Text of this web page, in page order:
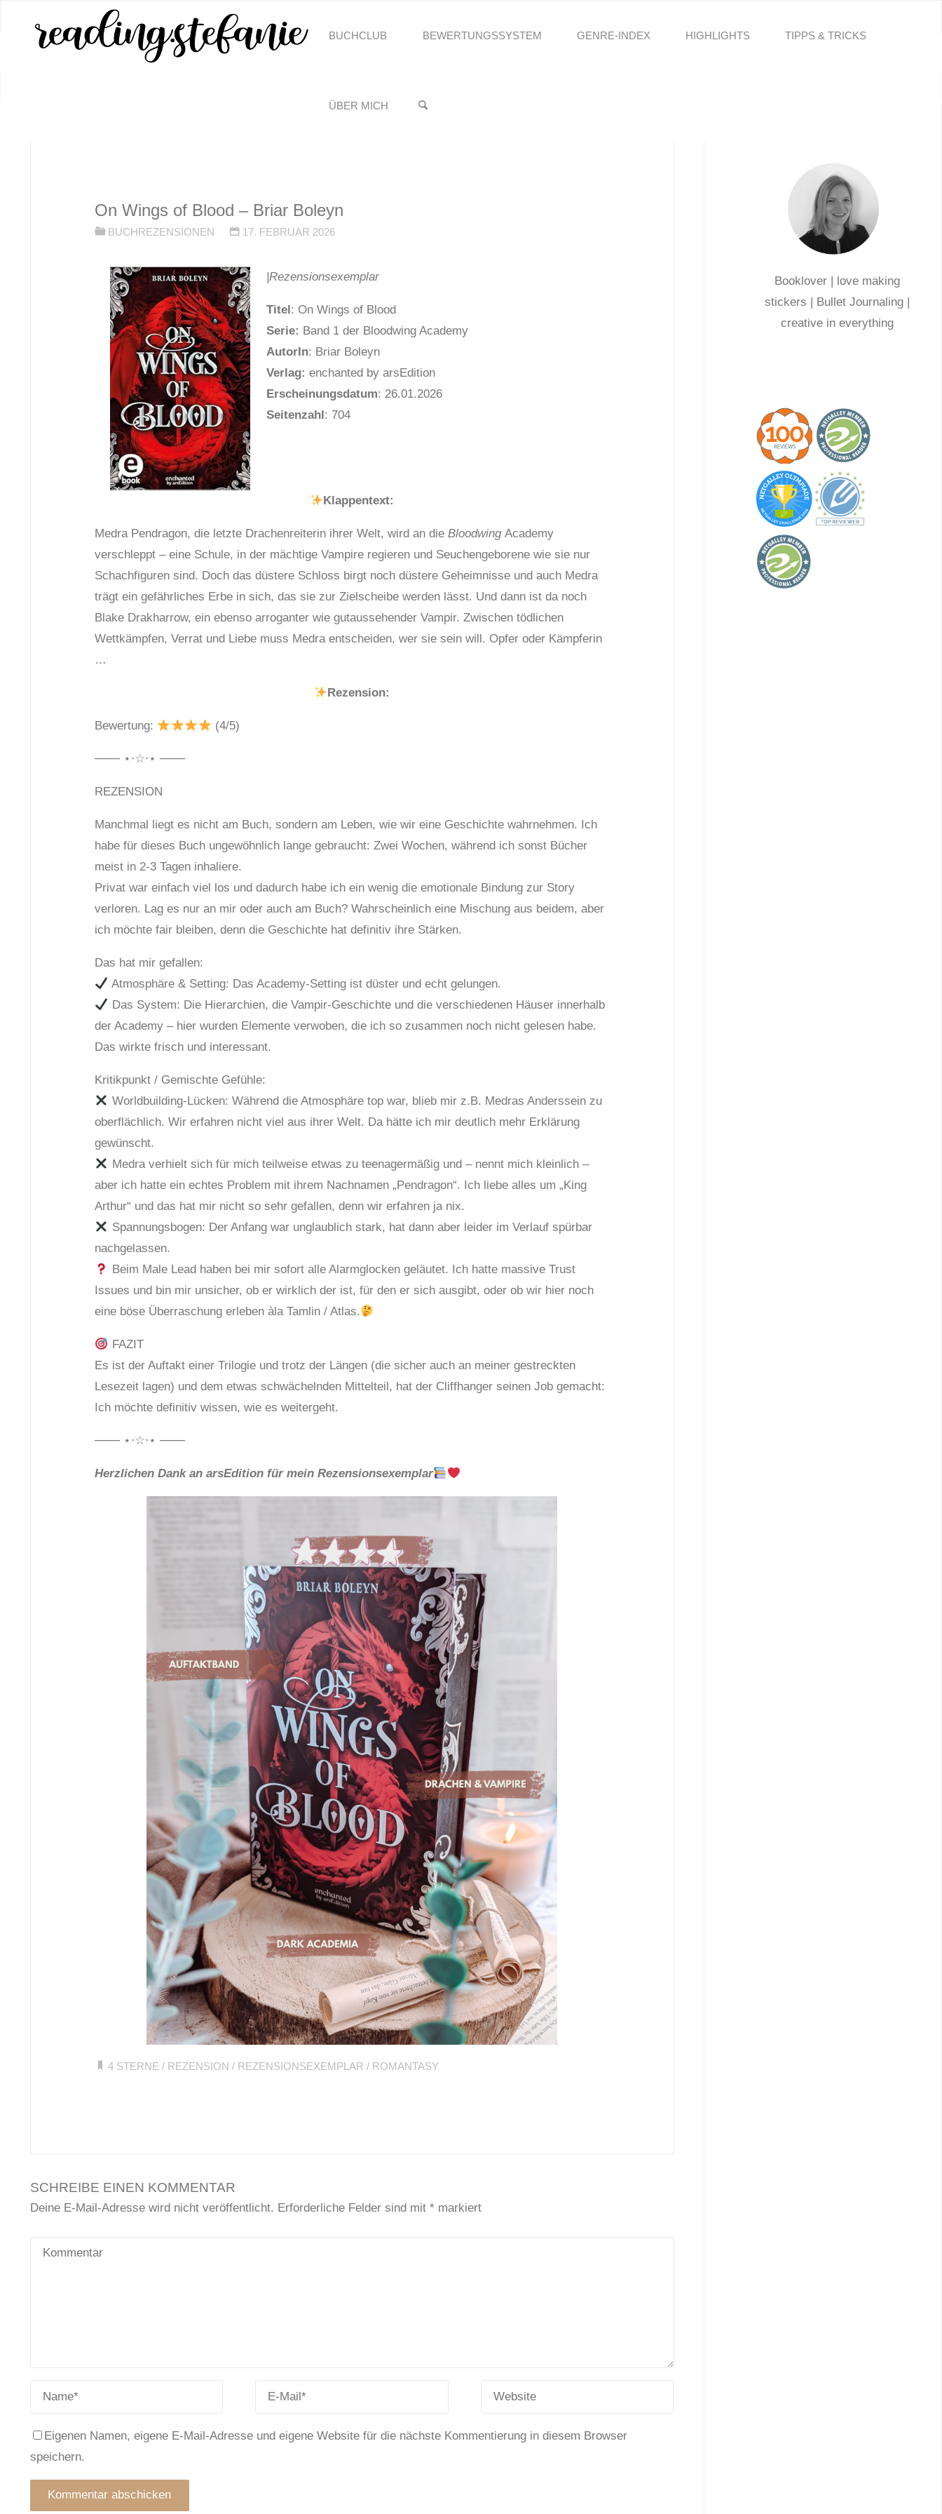
springen
♥️
BUCHCLUB BEWERTUNGSSYSTEM GENRE-INDEX HIGHLIGHTS TIPPS & TRICKS
ÜBER MICH
On Wings of Blood – Briar Boleyn
BUCHREZENSIONEN 17. FEBRUAR 2026
|Rezensionsexemplar
Titel : On Wings of Blood
Serie: Band 1 der Bloodwing Academy
AutorIn: Briar Boleyn
Verlag: enchanted by arsEdition
Erscheinungsdatum: 26.01.2026
Seitenzahl : 704
Klappentext:
Medra Pendragon, die letzte Drachenreiterin ihrer Welt, wird an dieBloodwingAcademy
verschleppt – eine Schule, in der mächtige Vampire regieren und Seuchengeborene wie sie nur
Schachfiguren sind. Doch das düstere Schloss birgt noch düstere Geheimnisse und auch Medra
trägt ein gefährliches Erbe in sich, das sie zur Zielscheibe werden lässt. Und dann ist da noch
Blake Drakharrow, ein ebenso arroganter wie gutaussehender Vampir. Zwischen tödlichen
Wettkämpfen, Verrat und Liebe muss Medra entscheiden, wer sie sein will. Opfer oder Kämpferin
…
Rezension:
Bewertung: (4/5)
─── ⋆⋅☆⋅⋆ ───
REZENSION
Manchmal liegt es nicht am Buch, sondern am Leben, wie wir eine Geschichte wahrnehmen. Ich
habe für dieses Buch ungewöhnlich lange gebraucht: Zwei Wochen, während ich sonst Bücher
meist in 2-3 Tagen inhaliere.
Privat war einfach viel los und dadurch habe ich ein wenig die emotionale Bindung zur Story
verloren. Lag es nur an mir oder auch am Buch? Wahrscheinlich eine Mischung aus beidem, aber
ich möchte fair bleiben, denn die Geschichte hat definitiv ihre Stärken.
Das hat mir gefallen:
Atmosphäre & Setting: Das Academy-Setting ist düster und echt gelungen.
Das System: Die Hierarchien, die Vampir-Geschichte und die verschiedenen Häuser innerhalb
der Academy – hier wurden Elemente verwoben, die ich so zusammen noch nicht gelesen habe.
Das wirkte frisch und interessant.
Kritikpunkt / Gemischte Gefühle:
Worldbuilding-Lücken: Während die Atmosphäre top war, blieb mir z.B. Medras Anderssein zu
oberflächlich. Wir erfahren nicht viel aus ihrer Welt. Da hätte ich mir deutlich mehr Erklärung
gewünscht.
Medra verhielt sich für mich teilweise etwas zu teenagermäßig und – nennt mich kleinlich –
aber ich hatte ein echtes Problem mit ihrem Nachnamen „Pendragon“. Ich liebe alles um „King
Arthur“ und das hat mir nicht so sehr gefallen, denn wir erfahren ja nix.
Spannungsbogen: Der Anfang war unglaublich stark, hat dann aber leider im Verlauf spürbar
nachgelassen.
Beim Male Lead haben bei mir sofort alle Alarmglocken geläutet. Ich hatte massive Trust
Issues und bin mir unsicher, ob er wirklich der ist, für den er sich ausgibt, oder ob wir hier noch
eine böse Überraschung erleben àla Tamlin / Atlas.
FAZIT
Es ist der Auftakt einer Trilogie und trotz der Längen (die sicher auch an meiner gestreckten
Lesezeit lagen) und dem etwas schwächelnden Mittelteil, hat der Cliffhanger seinen Job gemacht:
Ich möchte definitiv wissen, wie es weitergeht.
─── ⋆⋅☆⋅⋆ ───
Herzlichen Dank an arsEdition für mein Rezensionsexemplar
4 STERNE / REZENSION / REZENSIONSEXEMPLAR / ROMANTASY
SCHREIBE EINEN KOMMENTAR
Deine E-Mail-Adresse wird nicht veröffentlicht. Erforderliche Felder sind mit *markiert
Eigenen Namen, eigene E-Mail-Adresse und eigene Website für die nächste Kommentierung in diesem Browser
speichern.
Booklover | love making
stickers | Bullet Journaling |
creative in everything